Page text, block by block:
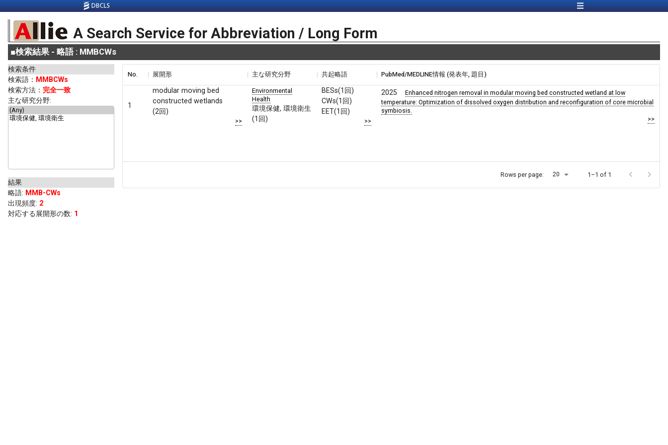
A Search Service for Abbreviation / Long Form
■検索結果 - 略語 : MMBCWs
検索条件
検索語： MMBCWs
検索方法： 完全一致
主な研究分野:
結果
略語: MMB-CWs
出現頻度: 2
対応する展開形の数: 1
No. 展開形 主な研究分野 共起略語 PubMed/MEDLINE情報 (発表年, 題目)
1
modular moving bed
constructed wetlands
(2回)
>>
Environmental
Health
環境保健, 環境衛生
(1回)
BESs(1回)
CWs(1回)
EET(1回)
>>
2025
Enhanced nitrogen removal in modular moving bed constructed wetland at low
temperature: Optimization of dissolved oxygen distribution and reconfiguration of core microbial
symbiosis.
>>
Rows per page: 20 1–1 of 1